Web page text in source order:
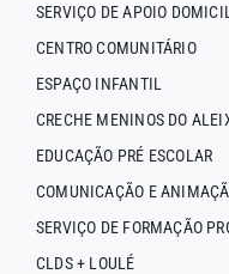
SERVIÇO DE APOIO
CENTRO COMUNITÁRIO
ESPAÇO INFANTIL
CRECHE MENINOS DO
EDUCAÇÃO PRÉ ESCOLAR
COMUNICAÇÃO E
SERVIÇO DE FORMAÇÃO
CLDS + LOULÉ